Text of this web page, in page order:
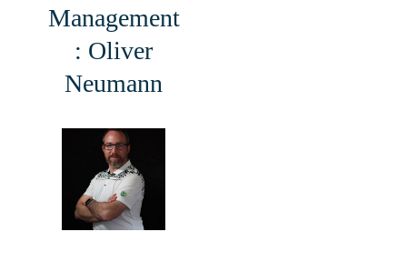
Management
: Oliver
Neumann